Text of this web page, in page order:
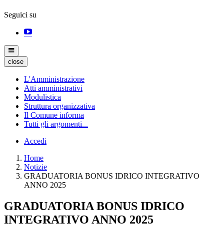
Seguici su
close
L'Amministrazione
Atti amministrativi
Modulistica
Struttura organizzativa
Il Comune informa
Tutti gli argomenti...
Accedi
Home
Notizie
GRADUATORIA BONUS IDRICO INTEGRATIVO
ANNO 2025
GRADUATORIA BONUS IDRICO
INTEGRATIVO ANNO 2025